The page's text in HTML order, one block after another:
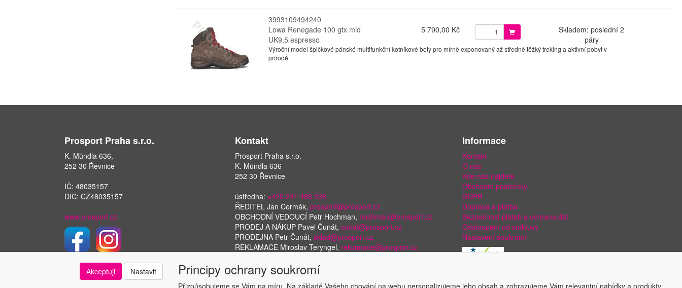
3993109494240
Lowa Renegade 100 gtx mid
UK9,5 espresso
5 790,00 Kč
Skladem: poslední 2
páry
Výroční model špičkové pánské multifunkční kotníkové boty pro mírně exponovaný až středně těžký treking a aktivní pobyt v
přírodě
Prosport Praha s.r.o.
K. Mündla 636,
252 30 Řevnice
IČ: 48035157
DIČ: CZ48035157
www.prosport.cz
Kontakt
Prosport Praha s.r.o.
K. Mündla 636
252 30 Řevnice
ústředna: +420 241 483 338
ŘEDITEL Jan Čermák, prosport@prosport.cz
OBCHODNÍ VEDOUCÍ Petr Hochman, hochman@prosport.cz
PRODEJ A NÁKUP Pavel Čunát, cunat@prosport.cz
PRODEJNA Petr Čunát, sklad@prosport.cz
REKLAMACE Miroslav Teryngel, reklamace@prosport.cz
Informace
Kontakt
O nás
Kde nás najdete
Obchodní podmínky
GDPR
Doprava a platba
Bezpečnost plateb a ochrana dat
Odstoupení od smlouvy
Nastavení soukromí
Akceptuji Nastavit Principy ochrany soukromí
Přizpůsobujeme se Vám na míru. Na základě Vašeho chování na webu personalizujeme jeho obsah a zobrazujeme Vám relevantní nabídky a produkty.